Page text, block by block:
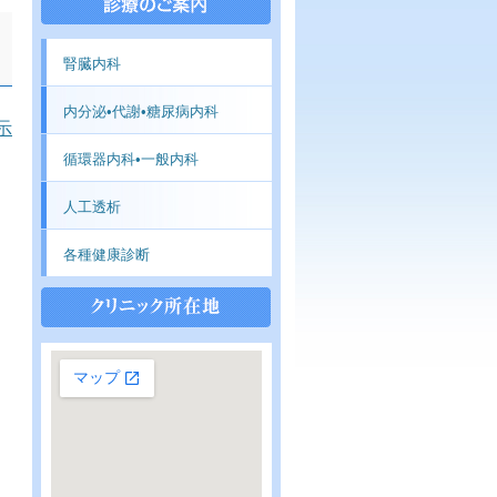
腎臓内科
内分泌•代謝•糖尿病内科
循環器内科•一般内科
人工透析
各種健康診断